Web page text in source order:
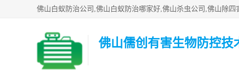
佛山儒创有害生物防控技